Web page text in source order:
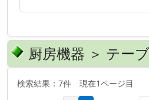
厨房機器 ＞ テー
検索結果：7件 現在1ページ目